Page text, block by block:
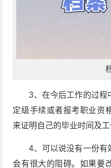
3、在今后工作的过程
定级手续或者报考职业资
来证明自己的毕业时间及工
4、可以说没有一份有
会有很大的阻碍。如果要